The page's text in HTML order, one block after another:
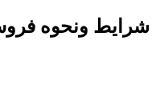
شرایط ونحوه